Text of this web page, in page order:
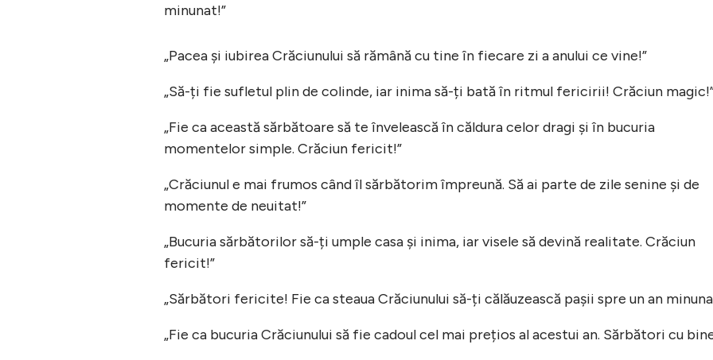
minunat!”
„Pacea și iubirea Crăciunului să rămână cu tine în fiecare zi a anului ce vine!”
„Să-ți fie sufletul plin de colinde, iar inima să-ți bată în ritmul fericirii! Crăciun
„Fie ca această sărbătoare să te învelească în căldura celor dragi și în bucuria
momentelor simple. Crăciun fericit!”
„Crăciunul e mai frumos când îl sărbătorim împreună. Să ai parte de zile senine și de
momente de neuitat!”
„Bucuria sărbătorilor să-ți umple casa și inima, iar visele să devină realitate. Crăciun
fericit!”
„Sărbători fericite! Fie ca steaua Crăciunului să-ți călăuzească pașii spre un an
„Fie ca bucuria Crăciunului să fie cadoul cel mai prețios al acestui an. Sărbători cu